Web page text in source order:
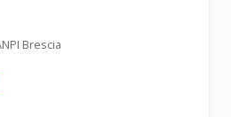
Brescia